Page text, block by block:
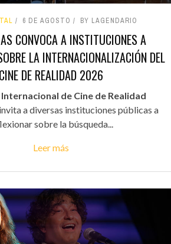
6 DE AGOSTO BY LAGENDARIO
CONVOCA A INSTITUCIONES A
LA INTERNACIONALIZACIÓN DEL
CINE DE REALIDAD 2026
de Cine de Realidad
invita a diversas instituciones públicas a
sobre la búsqueda...
Leer más